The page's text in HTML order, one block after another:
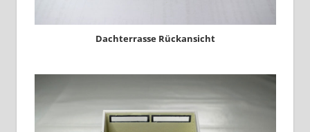
Dachterrasse Rückansicht